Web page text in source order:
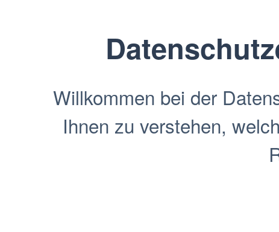
Willkommen bei der
Ihnen zu verstehen,